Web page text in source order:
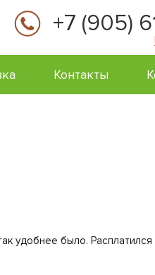
+7 (905)
Контакты
удобнее было. Расплатился